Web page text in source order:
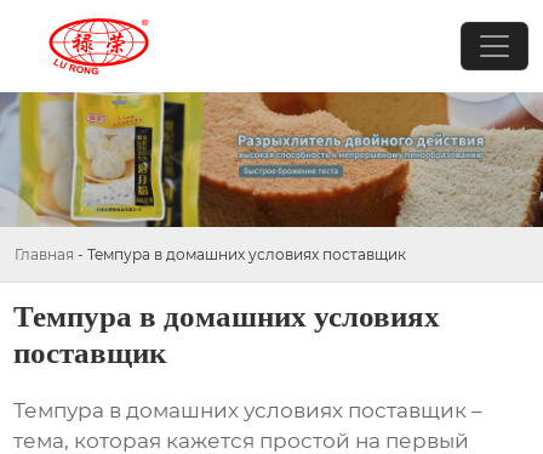
Главная - Темпура в домашних условиях поставщик
Темпура в домашних условиях
поставщик
Темпура в домашних условиях поставщик –
тема, которая кажется простой на первый